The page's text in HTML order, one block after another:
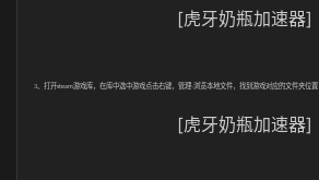
[虎牙奶瓶加速器]
3、打开steam游戏库，在库中选中游戏点击右键，管理-浏览本地文件，找到游戏对应的文件夹位置
[虎牙奶瓶加速器]